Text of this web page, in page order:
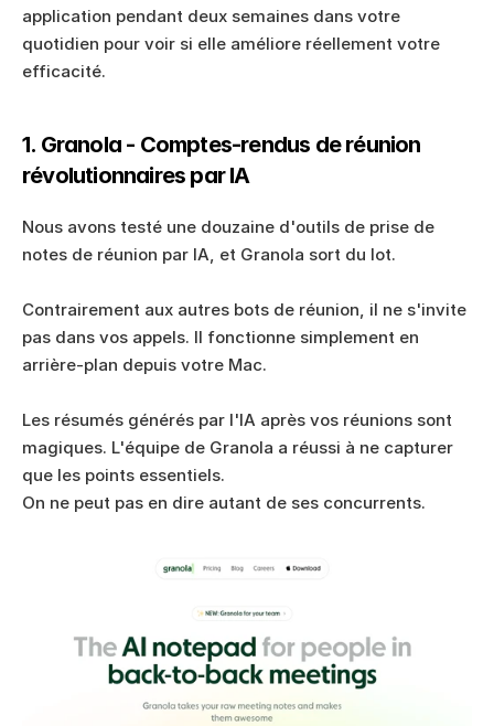
application pendant deux semaines dans votre
quotidien pour voir si elle améliore réellement votre
efficacité.
1. Granola - Comptes-rendus de réunion
révolutionnaires par IA
Nous avons testé une douzaine d'outils de prise de
notes de réunion par IA, et Granola sort du lot.
Contrairement aux autres bots de réunion, il ne s'invite
pas dans vos appels. Il fonctionne simplement en
arrière-plan depuis votre Mac.
Les résumés générés par l'IA après vos réunions sont
magiques. L'équipe de Granola a réussi à ne capturer
que les points essentiels.
On ne peut pas en dire autant de ses concurrents.